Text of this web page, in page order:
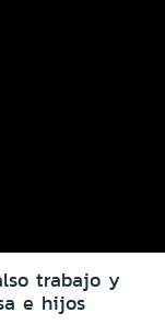
trabajo y
e hijos